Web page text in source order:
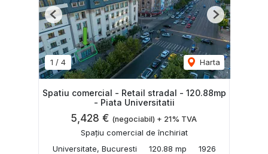
1 / 4 Harta
Previous Next
Spatiu comercial - Retail stradal - 120.88mp
- Piata Universitatii
5,428 € (negociabil) + 21% TVA
Spațiu comercial de închiriat
Universitate, Bucuresti
120.88 mp 1926